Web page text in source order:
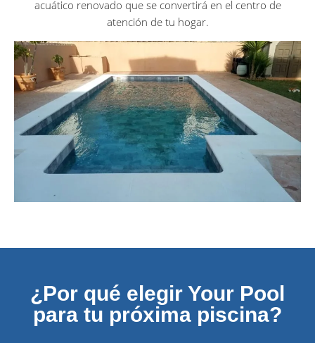
acuático renovado que se convertirá en el centro de
atención de tu hogar.
¿Por qué elegir Your Pool
para tu próxima piscina?